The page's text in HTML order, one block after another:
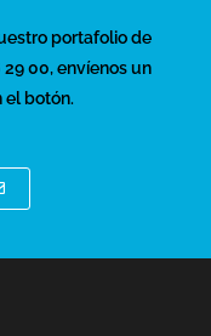
portafolio de
00, envíenos un
el botón.